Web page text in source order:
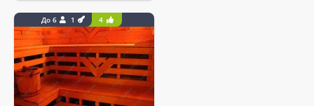
До 6 1 4